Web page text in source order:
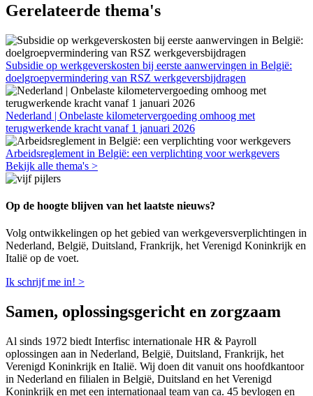
Gerelateerde thema's
Subsidie op werkgeverskosten bij eerste aanwervingen in België:
doelgroepvermindering van RSZ werkgeversbijdragen
Nederland | Onbelaste kilometervergoeding omhoog met
terugwerkende kracht vanaf 1 januari 2026
Arbeidsreglement in België: een verplichting voor werkgevers
Bekijk alle thema's >
Op de hoogte blijven van het laatste nieuws?
Volg ontwikkelingen op het gebied van werkgeversverplichtingen in
Nederland, België, Duitsland, Frankrijk, het Verenigd Koninkrijk en
Italië op de voet.
Ik schrijf me in! >
Samen, oplossingsgericht en zorgzaam
Al sinds 1972 biedt Interfisc internationale HR & Payroll
oplossingen aan in Nederland, België, Duitsland, Frankrijk, het
Verenigd Koninkrijk en Italië. Wij doen dit vanuit ons hoofdkantoor
in Nederland en filialen in België, Duitsland en het Verenigd
Koninkrijk en met een internationaal team van ca. 45 bevlogen en